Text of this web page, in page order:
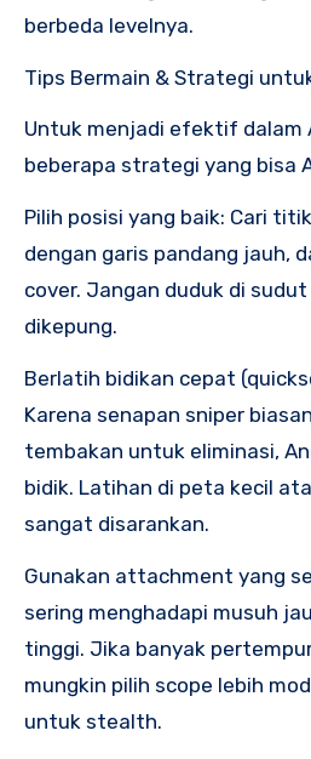
berbeda levelnya.
Tips Bermain & Strategi
Untuk menjadi efektif dalam
beberapa strategi yang bisa
Pilih posisi yang baik: Cari
dengan garis pandang jauh,
cover. Jangan duduk di
dikepung.
Berlatih bidikan cepat
Karena senapan sniper
tembakan untuk eliminasi,
bidik. Latihan di peta kecil
sangat disarankan.
Gunakan attachment yang
sering menghadapi musuh
tinggi. Jika banyak
mungkin pilih scope lebih
untuk stealth.